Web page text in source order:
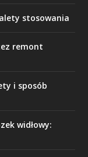
stosowania
remont
i sposób
widłowy: